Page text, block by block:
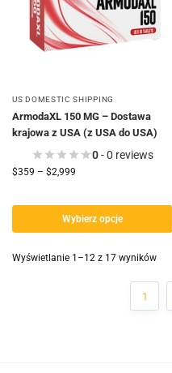
US DOMESTIC SHIPPING
ArmodaXL 150 MG – Dostawa
krajowa z USA (z USA do USA)
0- 0 reviews
$359 – $2,999
Wybierz opcje
Wyświetlanie 1–12 z 17 wyników
1